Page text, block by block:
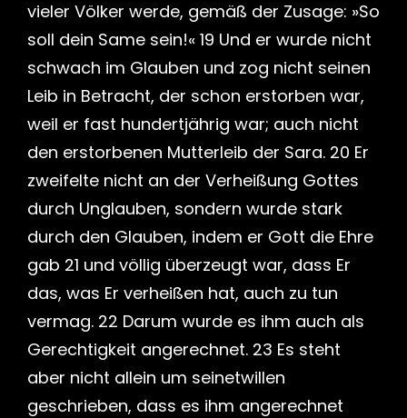
vieler Völker werde, gemäß der Zusage: »So
soll dein Same sein!« 19 Und er wurde nicht
schwach im Glauben und zog nicht seinen
Leib in Betracht, der schon erstorben war,
weil er fast hundertjährig war; auch nicht
den erstorbenen Mutterleib der Sara. 20 Er
zweifelte nicht an der Verheißung Gottes
durch Unglauben, sondern wurde stark
durch den Glauben, indem er Gott die Ehre
gab 21 und völlig überzeugt war, dass Er
das, was Er verheißen hat, auch zu tun
vermag. 22 Darum wurde es ihm auch als
Gerechtigkeit angerechnet. 23 Es steht
aber nicht allein um seinetwillen
geschrieben, dass es ihm angerechnet